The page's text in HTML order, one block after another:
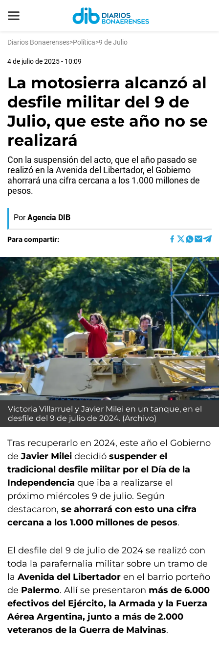
Diarios Bonaerenses>Política>9 de Julio
4 de julio de 2025 - 10:09
La motosierra alcanzó al
desfile militar del 9 de
Julio, que este año no se
realizará
Con la suspensión del acto, que el año pasado se
realizó en la Avenida del Libertador, el Gobierno
ahorrará una cifra cercana a los 1.000 millones de
pesos.
Por Agencia DIB
Para compartir:
Victoria Villarruel y Javier Milei en un tanque, en el
desfile del 9 de julio de 2024. (Archivo)
Tras recuperarlo en 2024, este año el Gobierno
de Javier Milei decidió suspender el
tradicional desfile militar por el Día de la
Independencia que iba a realizarse el
próximo miércoles 9 de julio. Según
destacaron, se ahorrará con esto una cifra
cercana a los 1.000 millones de pesos.
El desfile del 9 de julio de 2024 se realizó con
toda la parafernalia militar sobre un tramo de
la Avenida del Libertador en el barrio porteño
de Palermo. Allí se presentaron más de 6.000
efectivos del Ejército, la Armada y la Fuerza
Aérea Argentina, junto a más de 2.000
veteranos de la Guerra de Malvinas.